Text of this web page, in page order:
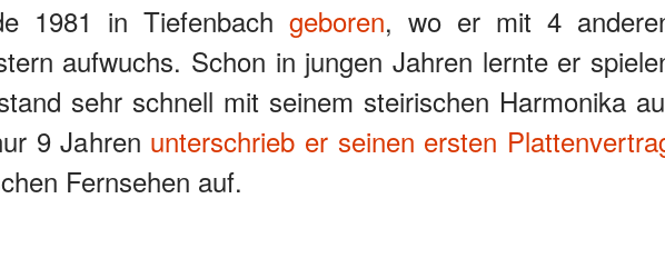
1981 in Tiefenbach geboren, wo er mit 4
aufwuchs. Schon in jungen Jahren lernte er
sehr schnell mit seinem steirischen Harmonika
9 Jahren unterschrieb er seinen ersten
Fernsehen auf.